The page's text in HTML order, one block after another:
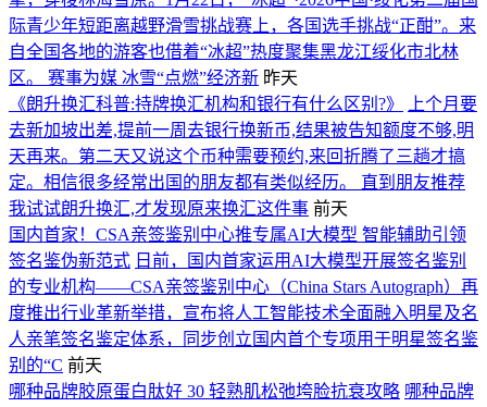
际青少年短距离越野滑雪挑战赛上，各国选手挑战“正酣”。来
自全国各地的游客也借着“冰超”热度聚集黑龙江绥化市北林
区。 赛事为媒 冰雪“点燃”经济新 昨天
《朗升换汇科普:持牌换汇机构和银行有什么区别?》
上个月要
去新加坡出差,提前一周去银行换新币,结果被告知额度不够,明
天再来。第二天又说这个币种需要预约,来回折腾了三趟才搞
定。相信很多经常出国的朋友都有类似经历。 直到朋友推荐
我试试朗升换汇,才发现原来换汇这件事 前天
国内首家！CSA亲签鉴别中心推专属AI大模型 智能辅助引领
签名鉴伪新范式 日前，国内首家运用AI大模型开展签名鉴别
的专业机构——CSA亲签鉴别中心（China Stars Autograph）再
度推出行业革新举措，宣布将人工智能技术全面融入明星及名
人亲笔签名鉴定体系，同步创立国内首个专项用于明星签名鉴
别的“C 前天
哪种品牌胶原蛋白肽好 30 轻熟肌松弛垮脸抗衰攻略 哪种品牌